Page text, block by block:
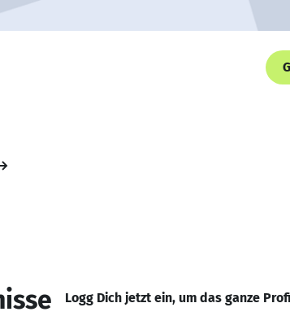
Logg Dich jetzt ein, um das ganze